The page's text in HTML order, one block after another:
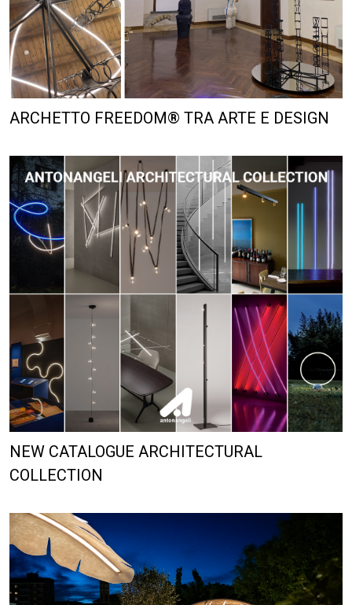
ARCHETTO FREEDOM® TRA ARTE E DESIGN
NEW CATALOGUE ARCHITECTURAL
COLLECTION